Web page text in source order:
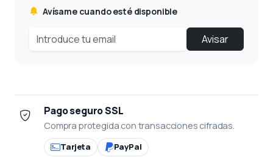
Avísame cuando esté disponible
Avisar
Pago seguro SSL
Compra protegida con transacciones cifradas.
Tarjeta PayPal